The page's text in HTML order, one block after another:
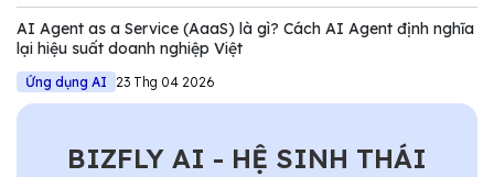
AI Agent as a Service (AaaS) là gì? Cách AI Agent định nghĩa
lại hiệu suất doanh nghiệp Việt
Ứng dụng AI 23 Thg 04 2026
BIZFLY AI - HỆ SINH THÁI